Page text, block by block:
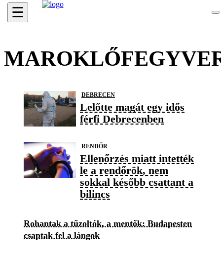
☰
DEBRECEN
Lelőtte magát egy idős
férfi Debrecenben
RENDŐR
Ellenőrzés miatt intették
le a rendőrök, nem
sokkal később csattant a
bilincs
Rohantak a tűzoltók, a mentők: Budapesten
csaptak fel a lángok